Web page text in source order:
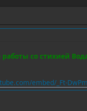
со стихией
embed/_Ft-